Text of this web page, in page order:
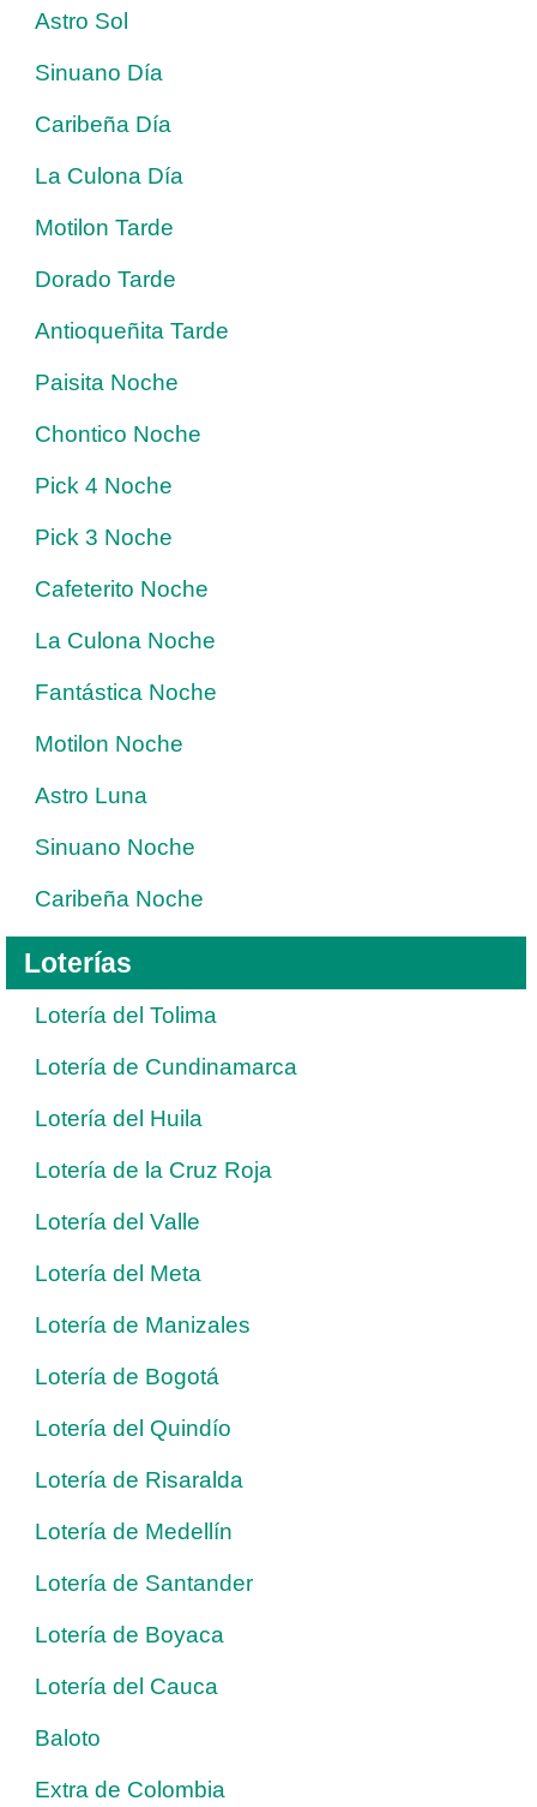
Astro Sol
Sinuano Día
Caribeña Día
La Culona Día
Motilon Tarde
Dorado Tarde
Antioqueñita Tarde
Paisita Noche
Chontico Noche
Pick 4 Noche
Pick 3 Noche
Cafeterito Noche
La Culona Noche
Fantástica Noche
Motilon Noche
Astro Luna
Sinuano Noche
Caribeña Noche
Loterías
Lotería del Tolima
Lotería de Cundinamarca
Lotería del Huila
Lotería de la Cruz Roja
Lotería del Valle
Lotería del Meta
Lotería de Manizales
Lotería de Bogotá
Lotería del Quindío
Lotería de Risaralda
Lotería de Medellín
Lotería de Santander
Lotería de Boyaca
Lotería del Cauca
Baloto
Extra de Colombia